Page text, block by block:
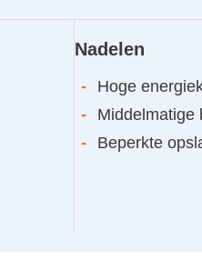
Nadelen
-
Hoge
-
Middelmatige
-
Beperkte